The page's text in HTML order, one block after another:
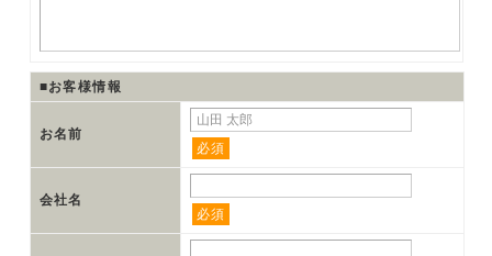
■お客様情報
お名前
必須
会社名
必須